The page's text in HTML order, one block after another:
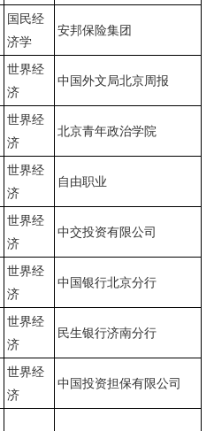
国民经
济学
安邦保险集团
世界经
济
中国外文局北京周报
世界经
济
北京青年政治学院
世界经
济
自由职业
世界经
济
中交投资有限公司
世界经
济
中国银行北京分行
世界经
济
民生银行济南分行
世界经
济
中国投资担保有限公司